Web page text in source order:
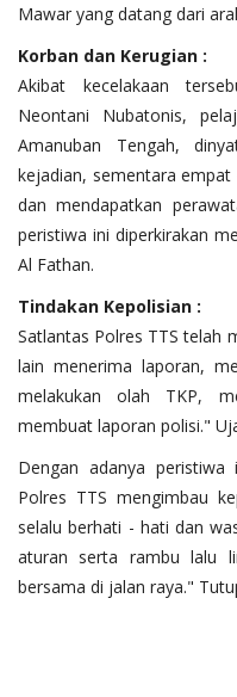
Mawar yang datang dari
Korban dan Kerugian :
Akibat kecelakaan
Neontani Nubatonis,
Amanuban Tengah,
kejadian, sementara
dan mendapatkan
peristiwa ini diperkirakan
Al Fathan.
Tindakan Kepolisian :
Satlantas Polres TTS telah
lain menerima laporan,
melakukan olah TKP,
membuat laporan polisi."
Dengan adanya
Polres TTS mengimbau
selalu berhati - hati dan
aturan serta rambu lalu
bersama di jalan raya."